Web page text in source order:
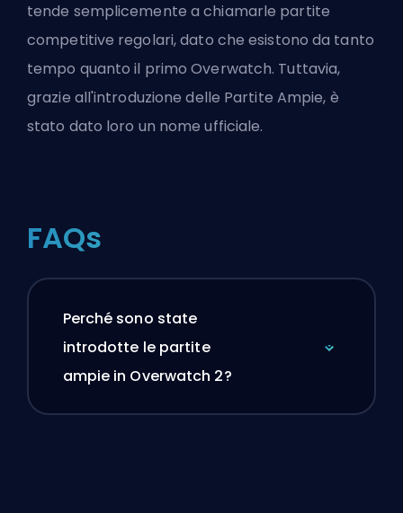
tende semplicemente a chiamarle partite
competitive regolari, dato che esistono da tanto
tempo quanto il primo Overwatch. Tuttavia,
grazie all'introduzione delle Partite Ampie, è
stato dato loro un nome ufficiale.
FAQs
Perché sono state
introdotte le partite
ampie in Overwatch 2?